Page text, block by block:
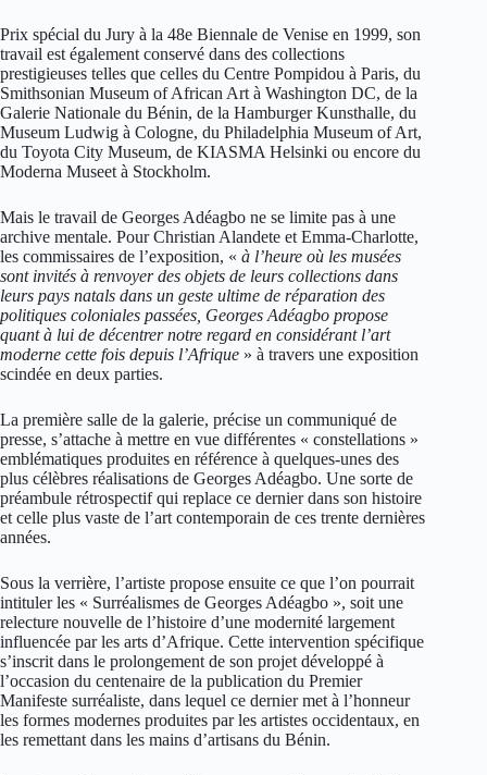
Prix spécial du Jury à la 48e Biennale de Venise en 1999, son
travail est également conservé dans des collections
prestigieuses telles que celles du Centre Pompidou à Paris, du
Smithsonian Museum of African Art à Washington DC, de la
Galerie Nationale du Bénin, de la Hamburger Kunsthalle, du
Museum Ludwig à Cologne, du Philadelphia Museum of Art,
du Toyota City Museum, de KIASMA Helsinki ou encore du
Moderna Museet à Stockholm.
Mais le travail de Georges Adéagbo ne se limite pas à une
archive mentale. Pour Christian Alandete et Emma-Charlotte,
les commissaires de l’exposition, « à l’heure où les musées
sont invités à renvoyer des objets de leurs collections dans
leurs pays natals dans un geste ultime de réparation des
politiques coloniales passées, Georges Adéagbo propose
quant à lui de décentrer notre regard en considérant l’art
moderne cette fois depuis l’Afrique » à travers une exposition
scindée en deux parties.
La première salle de la galerie, précise un communiqué de
presse, s’attache à mettre en vue différentes « constellations »
emblématiques produites en référence à quelques-unes des
plus célèbres réalisations de Georges Adéagbo. Une sorte de
préambule rétrospectif qui replace ce dernier dans son histoire
et celle plus vaste de l’art contemporain de ces trente dernières
années.
Sous la verrière, l’artiste propose ensuite ce que l’on pourrait
intituler les « Surréalismes de Georges Adéagbo », soit une
relecture nouvelle de l’histoire d’une modernité largement
influencée par les arts d’Afrique. Cette intervention spécifique
s’inscrit dans le prolongement de son projet développé à
l’occasion du centenaire de la publication du Premier
Manifeste surréaliste, dans lequel ce dernier met à l’honneur
les formes modernes produites par les artistes occidentaux, en
les remettant dans les mains d’artisans du Bénin.